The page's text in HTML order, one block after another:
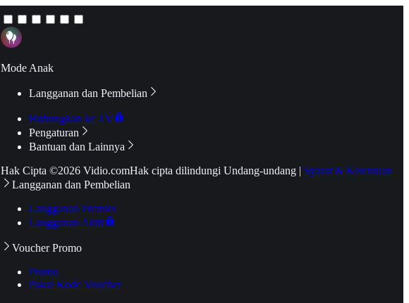
Mode Anak
Langganan dan Pembelian
Hubungkan ke TV
Pengaturan
Bantuan dan Lainnya
Hak Cipta ©2026 Vidio.comHak cipta dilindungi Undang-undang | Syarat & Ketentuan
Langganan dan Pembelian
Langganan Premier
Langganan Aktif
Voucher Promo
Promo
Pakai Kode Voucher